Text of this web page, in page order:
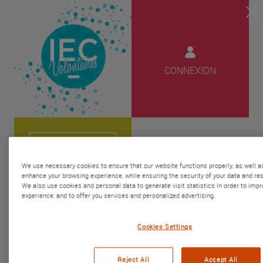
CONNEXION
VOUS AUSSI
DEVENEZ
VOLONTAIRES !
RETOUR
A LA
PAGE D'ACCUEIL
We use necessary cookies to ensure that our website functions properly, as well
enhance your browsing experience, while ensuring the security of your data and
We also use cookies and personal data to generate visit statistics in order to
experience, and to offer you services and personalized advertising.
Cookies Settings
Reject All Accept All